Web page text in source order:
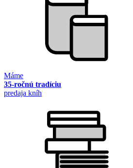
Máme
35-ročnú tradíciu
predaja kníh